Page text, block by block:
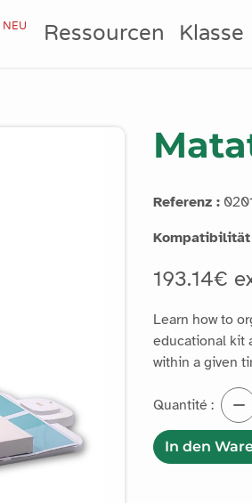
NEU Ressourcen Klasse
Referenz :
Kompatibilität
193.14€
Learn how to
educational kit
within a given
Quantité :
In den